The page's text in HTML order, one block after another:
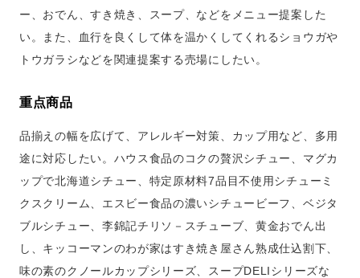
ー、おでん、すき焼き、スープ、などをメニュー提案した
い。また、血行を良くして体を温かくしてくれるショウガや
トウガラシなどを関連提案する売場にしたい。
重点商品
品揃えの幅を広げて、アレルギー対策、カップ用など、多用
途に対応したい。ハウス食品のコクの贅沢シチュー、マグカ
ップで北海道シチュー、特定原材料7品目不使用シチューミ
クスクリーム、エスビー食品の濃いシチュービーフ、ベジタ
ブルシチュー、李錦記チリソ－スチューブ、黄金おでん出
し、キッコーマンのわが家はすき焼き屋さん熟成仕込割下、
味の素のクノールカップシリーズ、スープDELIシリーズな